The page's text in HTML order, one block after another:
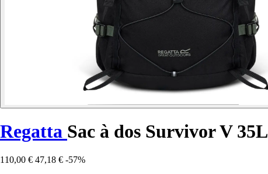
Regatta Sac à dos Survivor V 35L
110,00 € 47,18 € -57%